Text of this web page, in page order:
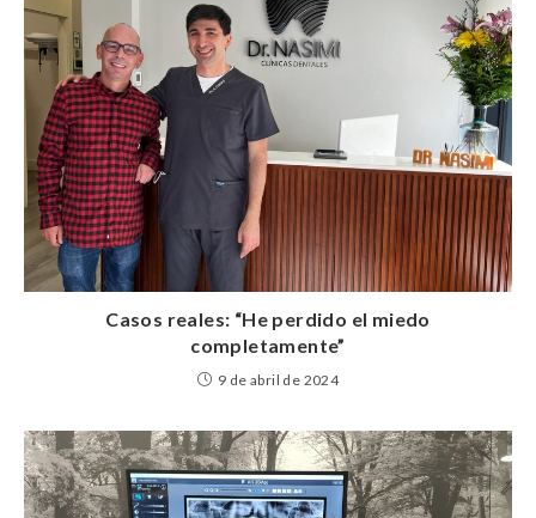
Casos reales: “He perdido el miedo
completamente”
9 de abril de 2024